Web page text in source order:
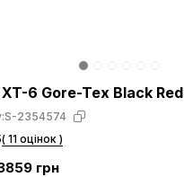
6 Gore-Tex Black Red
S-2354574
( 11 оцінок )
грн